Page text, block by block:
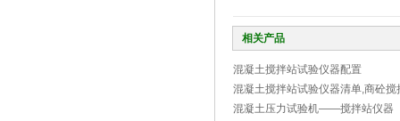
相关产品
混凝土搅拌站试验仪器配置
混凝土搅拌站试验仪器清单,商砼
混凝土压力试验机——搅拌站仪器